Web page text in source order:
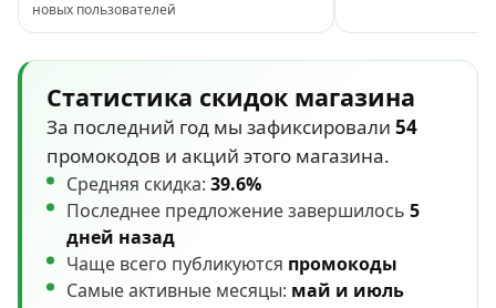
новых пользователей
Статистика скидок магазина
За последний год мы зафиксировали 54
промокодов и акций этого магазина.
Средняя скидка: 39.6%
Последнее предложение завершилось 5
дней назад
Чаще всего публикуются промокоды
Самые активные месяцы: май и июль